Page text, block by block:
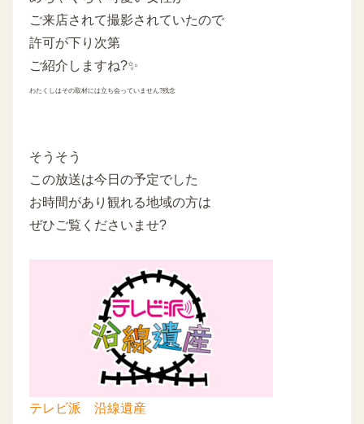
ご来店されて撮影されていたので
許可が下り次第
ご紹介しますね?✨
わたくしはその取材には立ち会っていません?残念
そうそう
この放送は今日の予定でした
お時間があり観れる地域の方は
ぜひご覧くださいませ?
テレビ派 沿線遺産